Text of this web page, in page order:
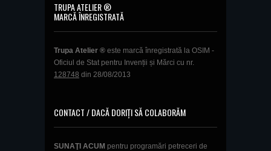
TRUPA ATELIER ®
MARCĂ ÎNREGISTRATĂ
Trupa Atelier ® este marcă înregistrată la OSIM -
Oficiul de Stat pentru Invenții și Mărci cu nr.
128748 din 28/08/2013
CONTACT / DACĂ DORIȚI SĂ COLABORĂM
SUNAŢI ACUM pentru programări petreceri de